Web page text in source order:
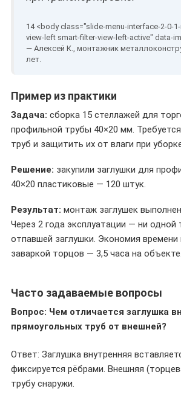
— Алексей К., монтажник
лет.
Пример из практики
Задача: сборка 15 стеллажей для
профильной трубы 40×20 мм.
труб и защитить их от влаги при
Решение: закупили заглушки для
40×20 пластиковые — 120 штук.
Результат: монтаж заглушек
Через 2 года эксплуатации — ни
отпавшей заглушки. Экономия времени
заваркой торцов — 3,5 часа на объекте.
Часто задаваемые вопросы
Вопрос: Чем отличается заглушка
прямоугольных труб от внешней?
Ответ: Заглушка внутренняя
фиксируется рёбрами. Внешняя
трубу снаружи.